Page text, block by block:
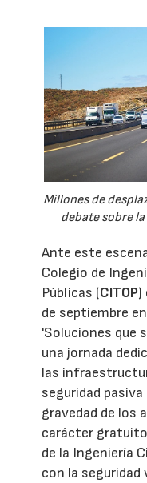
Millones de
debate sobre
Ante este
Colegio de
Públicas (CITOP)
de septiembre
'Soluciones que
una jornada
las
seguridad
gravedad de los
carácter
de la Ingeniería
con la seguridad